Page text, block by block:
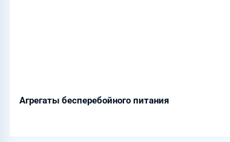
Агрегаты бесперебойного питания